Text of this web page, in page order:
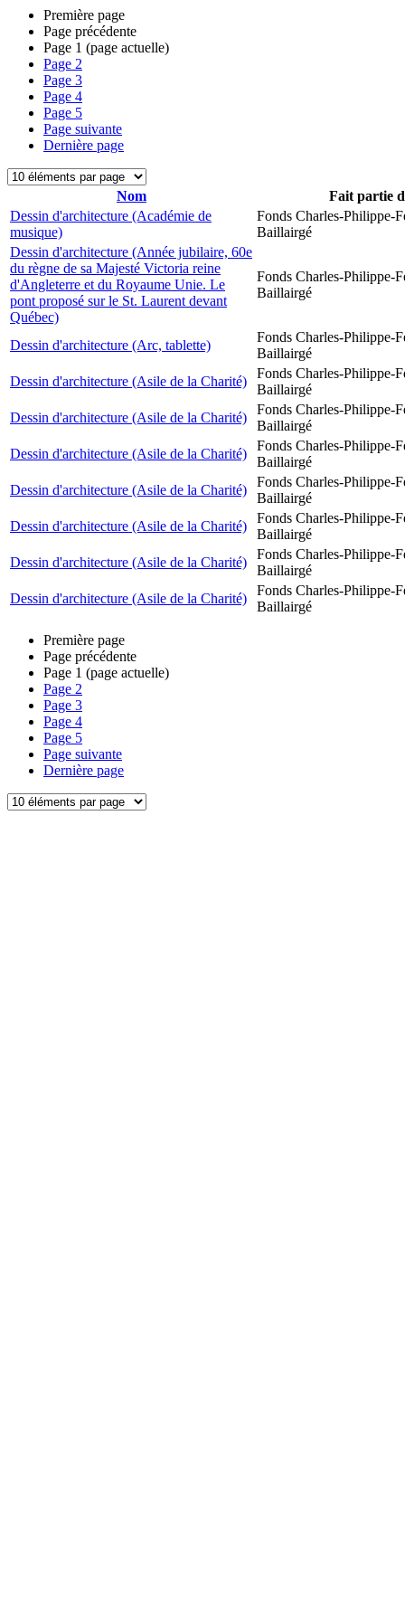
Première page
Page précédente
Page 1 (page actuelle)
Page 2
Page 3
Page 4
Page 5
Page suivante
Dernière page
Nom
Fait partie
Dessin d'architecture (Académie de
musique)
Fonds Charles-Philippe-
Baillairgé
Dessin d'architecture (Année jubilaire, 60e
du règne de sa Majesté Victoria reine
d'Angleterre et du Royaume Unie. Le
pont proposé sur le St. Laurent devant
Québec)
Fonds Charles-Philippe-
Baillairgé
Dessin d'architecture (Arc, tablette)
Fonds Charles-Philippe-
Baillairgé
Dessin d'architecture (Asile de la Charité)
Fonds Charles-Philippe-
Baillairgé
Dessin d'architecture (Asile de la Charité)
Fonds Charles-Philippe-
Baillairgé
Dessin d'architecture (Asile de la Charité)
Fonds Charles-Philippe-
Baillairgé
Dessin d'architecture (Asile de la Charité)
Fonds Charles-Philippe-
Baillairgé
Dessin d'architecture (Asile de la Charité)
Fonds Charles-Philippe-
Baillairgé
Dessin d'architecture (Asile de la Charité)
Fonds Charles-Philippe-
Baillairgé
Dessin d'architecture (Asile de la Charité)
Fonds Charles-Philippe-
Baillairgé
Première page
Page précédente
Page 1 (page actuelle)
Page 2
Page 3
Page 4
Page 5
Page suivante
Dernière page